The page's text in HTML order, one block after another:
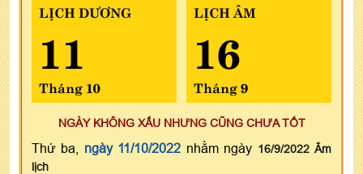
LỊCH DƯƠNG
11
Tháng 10
LỊCH ÂM
16
Tháng 9
NGÀY KHÔNG XẤU NHƯNG CŨNG CHƯA TỐT
Thứ ba, ngày 11/10/2022 nhằm ngày 16/9/2022 Âm
lịch